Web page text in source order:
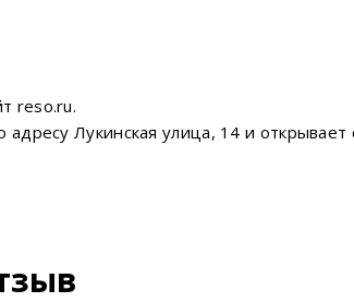
reso.ru.
адресу Лукинская улица, 14 и